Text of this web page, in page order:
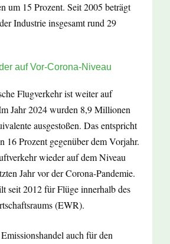
um 15 Prozent. Seit 2005 beträgt
Industrie insgesamt rund 29
auf Vor-Corona-Niveau
Flugverkehr ist weiter auf
Jahr 2024 wurden 8,9 Millionen
ausgestoßen. Das entspricht
16 Prozent gegenüber dem Vorjahr.
wieder auf dem Niveau
Jahr vor der Corona-Pandemie.
seit 2012 für Flüge innerhalb des
(EWR).
auch für den